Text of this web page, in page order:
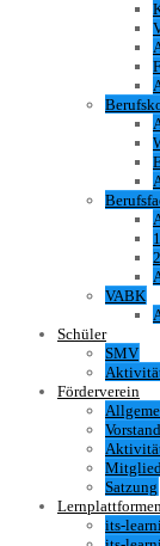
VABK
Schüler
SMV
Förderverein
Vorstand
Satzung
its-